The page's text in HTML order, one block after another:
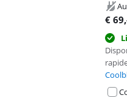
€ 69